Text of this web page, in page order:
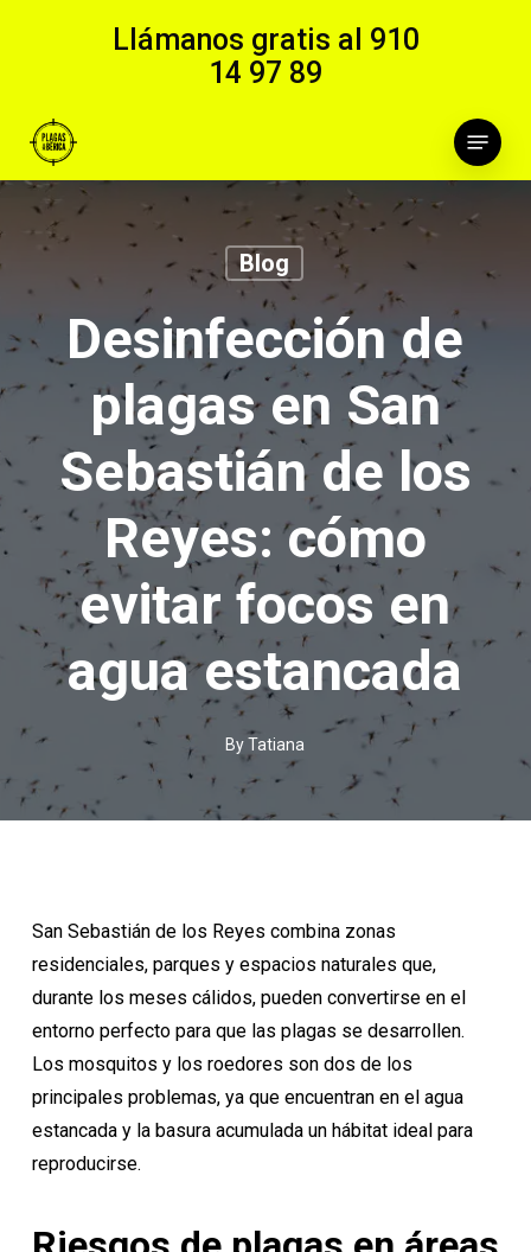
content
Llámanos gratis al 910
14 97 89
Menu
Blog
Desinfección de
plagas en San
Sebastián de los
Reyes: cómo
evitar focos en
agua estancada
By Tatiana
San Sebastián de los Reyes combina zonas
residenciales, parques y espacios naturales que,
durante los meses cálidos, pueden convertirse en el
entorno perfecto para que las plagas se desarrollen.
Los mosquitos y los roedores son dos de los
principales problemas, ya que encuentran en el agua
estancada y la basura acumulada un hábitat ideal para
reproducirse.